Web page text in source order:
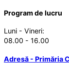
Program de lucru
Luni - Vineri:
08.00 - 16.00
Adresă - Primăria